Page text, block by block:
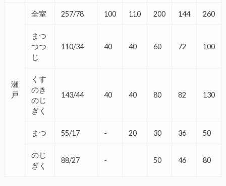
瀬
戸
全室 257/78 100 110 200 144 260
まつ
つつ
じ
110/34 40 40 60 72 100
くす
のき
のじ
ぎく
143/44 40 40 80 82 130
まつ 55/17 - 20 30 36 50
のじ
ぎく
88/27 - 50 46 80